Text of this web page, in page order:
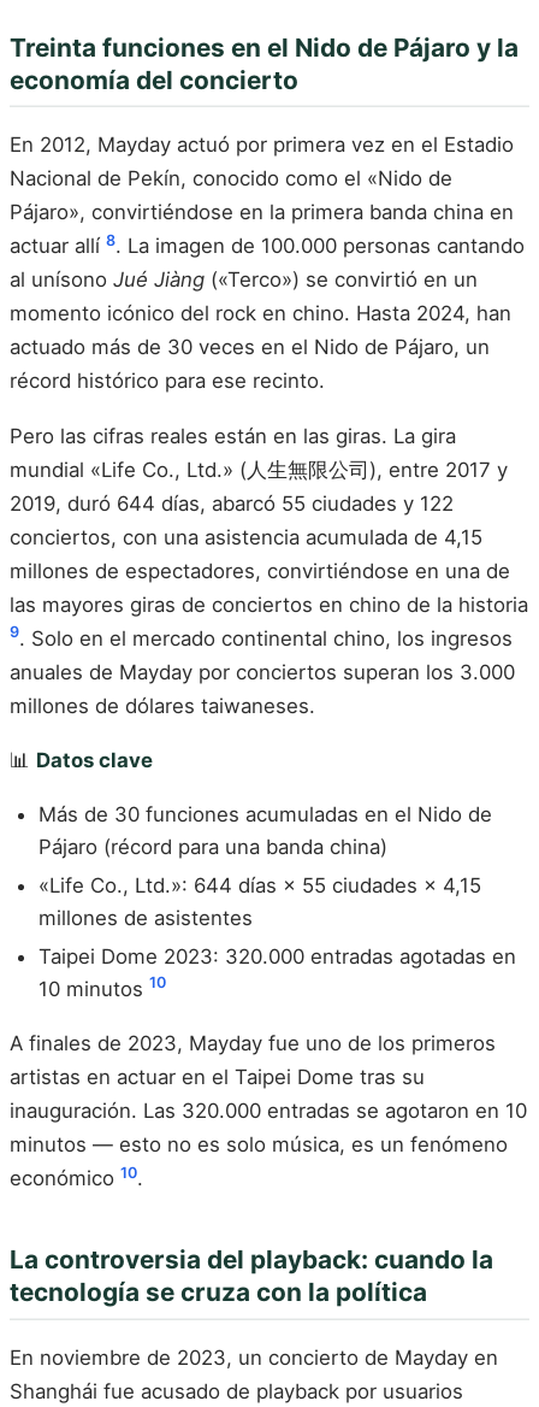
Treinta funciones en el Nido de Pájaro y la
economía del concierto
En 2012, Mayday actuó por primera vez en el Estadio
Nacional de Pekín, conocido como el «Nido de
Pájaro», convirtiéndose en la primera banda china en
actuar allí 8. La imagen de 100.000 personas cantando
al unísono Jué Jiàng («Terco») se convirtió en un
momento icónico del rock en chino. Hasta 2024, han
actuado más de 30 veces en el Nido de Pájaro, un
récord histórico para ese recinto.
Pero las cifras reales están en las giras. La gira
mundial «Life Co., Ltd.» (人生無限公司), entre 2017 y
2019, duró 644 días, abarcó 55 ciudades y 122
conciertos, con una asistencia acumulada de 4,15
millones de espectadores, convirtiéndose en una de
las mayores giras de conciertos en chino de la historia
9. Solo en el mercado continental chino, los ingresos
anuales de Mayday por conciertos superan los 3.000
millones de dólares taiwaneses.
📊 Datos clave
Más de 30 funciones acumuladas en el Nido de
Pájaro (récord para una banda china)
«Life Co., Ltd.»: 644 días × 55 ciudades × 4,15
millones de asistentes
Taipei Dome 2023: 320.000 entradas agotadas en
10 minutos 10
A finales de 2023, Mayday fue uno de los primeros
artistas en actuar en el Taipei Dome tras su
inauguración. Las 320.000 entradas se agotaron en 10
minutos — esto no es solo música, es un fenómeno
económico 10.
La controversia del playback: cuando la
tecnología se cruza con la política
En noviembre de 2023, un concierto de Mayday en
Shanghái fue acusado de playback por usuarios